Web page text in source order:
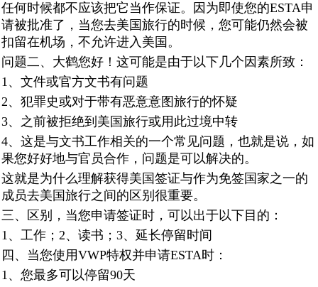
任何时候都不应该把它当作保证。因为即使您的ESTA申
请被批准了，当您去美国旅行的时候，您可能仍然会被
扣留在机场，不允许进入美国。
问题二、大鹤您好！这可能是由于以下几个因素所致：
1、文件或官方文书有问题
2、犯罪史或对于带有恶意意图旅行的怀疑
3、之前被拒绝到美国旅行或用此过境中转
4、这是与文书工作相关的一个常见问题，也就是说，如
果您好好地与官员合作，问题是可以解决的。
这就是为什么理解获得美国签证与作为免签国家之一的
成员去美国旅行之间的区别很重要。
三、区别，当您申请签证时，可以出于以下目的：
1、工作；2、读书；3、延长停留时间
四、当您使用VWP特权并申请ESTA时：
1、您最多可以停留90天